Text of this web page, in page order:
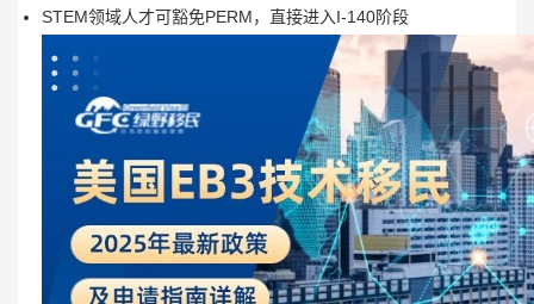
STEM领域人才可豁免PERM，直接进入I-140阶段